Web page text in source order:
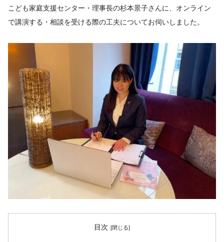
こども家庭支援センター・理事長の杉本景子さんに、オンライン
で講演する・相談を受ける際の工夫についてお伺いしました。
目次